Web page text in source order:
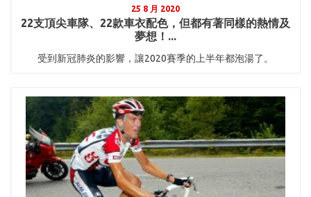
25 8 月 2020
22支頂尖車隊、22款車衣配色，但都有著同樣的熱情及
夢想！...
受到新冠肺炎的影響，讓2020賽季的上半年都泡湯了。